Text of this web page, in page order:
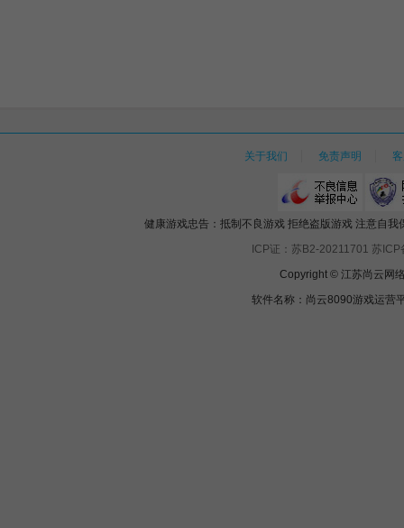
关于我们 免责声明
健康游戏忠告：抵制不良游戏 拒绝盗版游戏 注意自
ICP证：苏B2-20211701 苏
Copyright © 江苏尚云网
软件名称：尚云8090游戏运